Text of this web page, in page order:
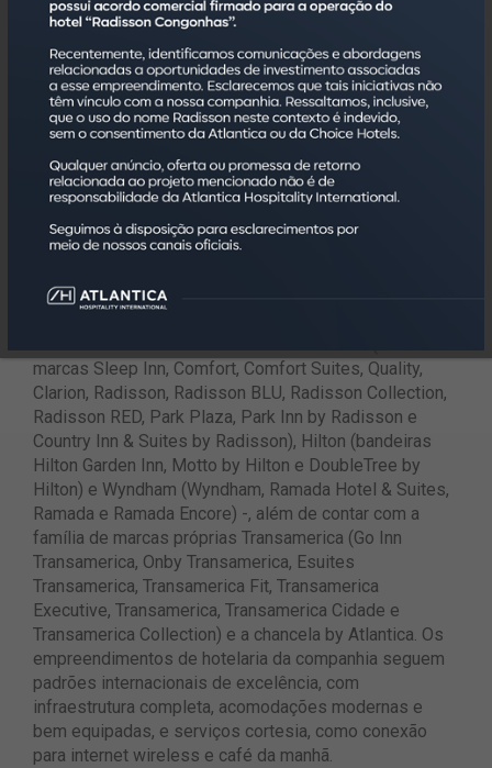
de 70 cidades no Brasil. Possui mais de seis mil
colaboradores capacitados para atender da melhor
forma seus investidores e hóspedes, por meio da
transparência e da alta qualidade.
É líder na categoria administradoras hoteleiras com
Hotelaria em Números 2023, produzido pela Jones
Lang LaSalle Incorporated (JLL), em parceria com o
Fórum de Operadores Hoteleiros do Brasil (FOHB) e
Associação Brasileira de Resorts (ABR), um dos mais
marcas Sleep Inn, Comfort, Comfort Suites, Quality,
Clarion, Radisson, Radisson BLU, Radisson Collection,
Radisson RED, Park Plaza, Park Inn by Radisson e
Country Inn & Suites by Radisson), Hilton (bandeiras
Hilton Garden Inn, Motto by Hilton e DoubleTree by
Hilton) e Wyndham (Wyndham, Ramada Hotel & Suites,
Ramada e Ramada Encore) -, além de contar com a
família de marcas próprias Transamerica (Go Inn
Transamerica, Onby Transamerica, Esuites
Transamerica, Transamerica Fit, Transamerica
Executive, Transamerica, Transamerica Cidade e
Transamerica Collection) e a chancela by Atlantica. Os
empreendimentos de hotelaria da companhia seguem
padrões internacionais de excelência, com
infraestrutura completa, acomodações modernas e
bem equipadas, e serviços cortesia, como conexão
para internet wireless e café da manhã.